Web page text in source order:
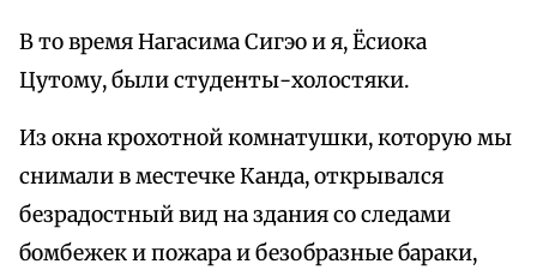
В то время Нагасима Сигэо и я, Ёсиока
Цутому, были студенты-холостяки.
Из окна крохотной комнатушки, которую мы
снимали в местечке Канда, открывался
безрадостный вид на здания со следами
бомбежек и пожара и безобразные бараки,